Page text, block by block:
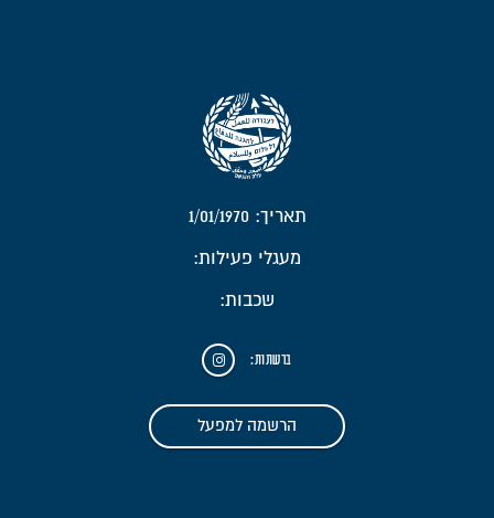
תאריך: 1/01/1970
מעגלי פעילות:
שכבות:
ברשתות:
הרשמה למפעל